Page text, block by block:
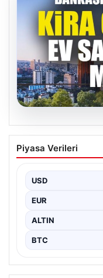
04.08.2026
DAP
güvencesi
Piyasa Verileri
USD
EUR
ALTIN
BTC